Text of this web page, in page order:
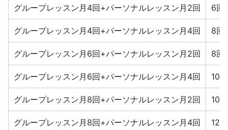
グループレッスン月4回+パーソナルレッスン月2回 6回
グループレッスン月4回+パーソナルレッスン月4回 8回
グループレッスン月6回+パーソナルレッスン月2回 8回
グループレッスン月6回+パーソナルレッスン月4回 10回
グループレッスン月8回+パーソナルレッスン月2回 10回
グループレッスン月8回+パーソナルレッスン月4回 12回